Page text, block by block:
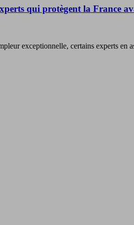
qui protègent la France
exceptionnelle, certains experts en